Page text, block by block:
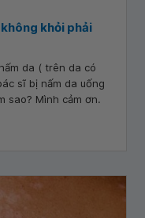
khỏi phải
da ( trên da có
sĩ bị nấm da uống
sao? Mình cảm ơn.